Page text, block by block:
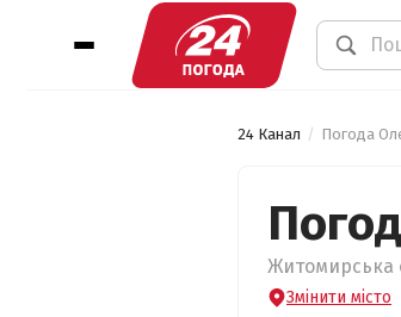
24 Канал Погода
Житомирська
Змінити місто